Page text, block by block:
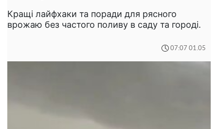
Кращі лайфхаки та поради для рясного
врожаю без частого поливу в саду та городі.
07:07 01.05